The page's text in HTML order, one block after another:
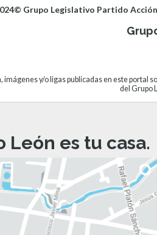
Grupo Legislativo Partido
imágenes y/o ligas publicadas en este portal
del Grupo
León es tu casa.